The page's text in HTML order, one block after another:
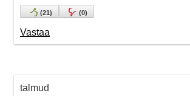
(21) (0)
Vastaa
talmud